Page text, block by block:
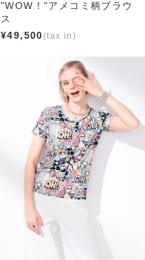
"WOW！"アメコミ柄ブラウ
ス
¥49,500